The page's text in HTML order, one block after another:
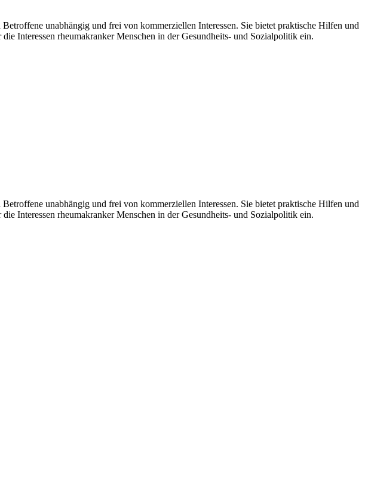
unabhängig und frei von kommerziellen Interessen. Sie bietet praktische Hilfen und
Interessen rheumakranker Menschen in der Gesundheits- und Sozialpolitik ein.
unabhängig und frei von kommerziellen Interessen. Sie bietet praktische Hilfen und
Interessen rheumakranker Menschen in der Gesundheits- und Sozialpolitik ein.